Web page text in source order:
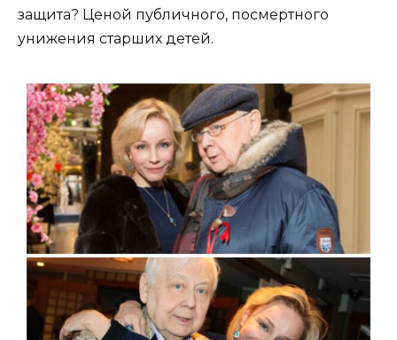
защита? Ценой публичного, посмертного
унижения старших детей.